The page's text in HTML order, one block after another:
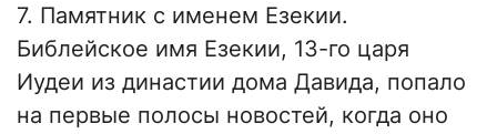
7. Памятник с именем Езекии.
Библейское имя Езекии, 13-го царя
Иудеи из династии дома Давида, попало
на первые полосы новостей, когда оно